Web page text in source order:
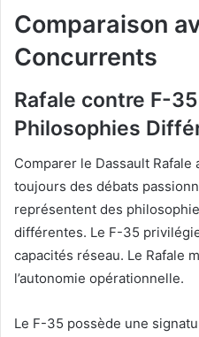
Comparaison
Concurrents
Rafale contre F-
Philosophies
Comparer le Dassault
toujours des débats
représentent des
différentes. Le F-35
capacités réseau. Le Rafale
l’autonomie opérationnelle.
Le F-35 possède une